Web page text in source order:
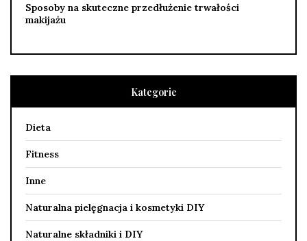
Sposoby na skuteczne przedłużenie trwałości
makijażu
Kategorie
Dieta
Fitness
Inne
Naturalna pielęgnacja i kosmetyki DIY
Naturalne składniki i DIY